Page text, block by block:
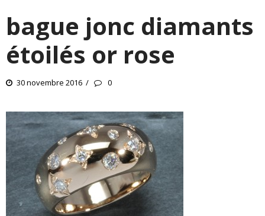
bague jonc diamants
étoilés or rose
30 novembre 2016 0